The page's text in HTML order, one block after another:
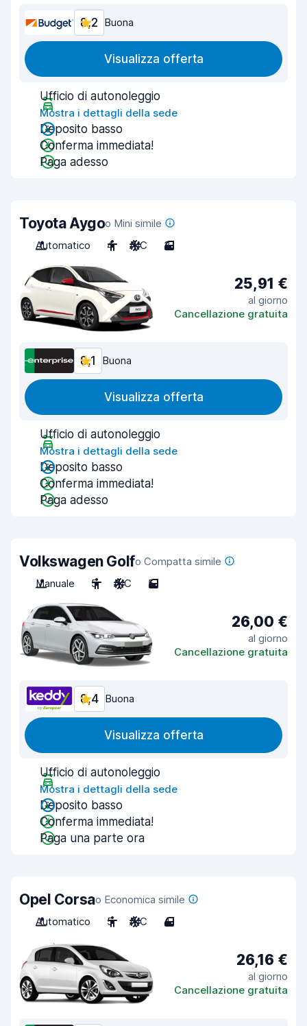
8,2 Buona
Visualizza offerta
Ufficio di autonoleggio
Mostra i dettagli della sede
Deposito basso
Conferma immediata!
Paga adesso
Toyota Aygoo Mini simile
Automatico
4 A/C 3
25,91 €
al giorno
Cancellazione gratuita
8,1 Buona
Visualizza offerta
Ufficio di autonoleggio
Mostra i dettagli della sede
Deposito basso
Conferma immediata!
Paga adesso
Volkswagen Golfo Compatta simile
Manuale
5 A/C 5
26,00 €
al giorno
Cancellazione gratuita
8,4 Buona
Visualizza offerta
Ufficio di autonoleggio
Mostra i dettagli della sede
Deposito basso
Conferma immediata!
Paga una parte ora
Opel Corsao Economica simile
Automatico
5 A/C 4
26,16 €
al giorno
Cancellazione gratuita